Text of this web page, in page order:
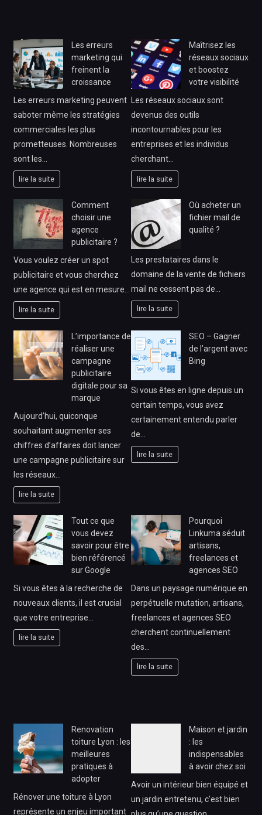
Les erreurs
marketing qui
freinent la
croissance
Les erreurs marketing peuvent
saboter même les stratégies
commerciales les plus
prometteuses. Nombreuses
sont les…
lire la suite
Maîtrisez les
réseaux sociaux
et boostez
votre visibilité
Les réseaux sociaux sont
devenus des outils
incontournables pour les
entreprises et les individus
cherchant…
lire la suite
Comment
choisir une
agence
publicitaire ?
Vous voulez créer un spot
publicitaire et vous cherchez
une agence qui est en mesure…
lire la suite
Où acheter un
fichier mail de
qualité ?
Les prestataires dans le
domaine de la vente de fichiers
mail ne cessent pas de…
lire la suite
L’importance de
réaliser une
campagne
publicitaire
digitale pour sa
marque
Aujourd’hui, quiconque
souhaitant augmenter ses
chiffres d’affaires doit lancer
une campagne publicitaire sur
les réseaux…
lire la suite
SEO – Gagner
de l’argent avec
Bing
Si vous êtes en ligne depuis un
certain temps, vous avez
certainement entendu parler
de…
lire la suite
Tout ce que
vous devez
savoir pour être
bien référencé
sur Google
Si vous êtes à la recherche de
nouveaux clients, il est crucial
que votre entreprise…
lire la suite
Pourquoi
Linkuma séduit
artisans,
freelances et
agences SEO
Dans un paysage numérique en
perpétuelle mutation, artisans,
freelances et agences SEO
cherchent continuellement
des…
lire la suite
Renovation
toiture Lyon : les
meilleures
pratiques à
adopter
Rénover une toiture à Lyon
représente un enjeu important
Maison et jardin
: les
indispensables
à avoir chez soi
Avoir un intérieur bien équipé et
un jardin entretenu, c’est bien